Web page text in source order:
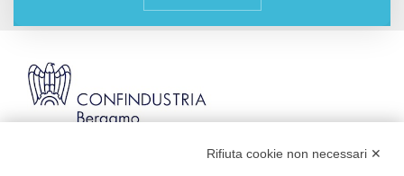
Rifiuta cookie non necessari ✕